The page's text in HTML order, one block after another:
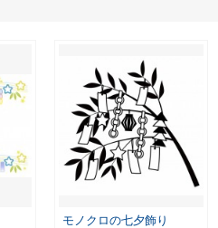
モノクロの七夕飾り